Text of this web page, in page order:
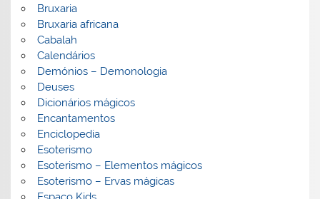
Bruxaria
Bruxaria africana
Cabalah
Calendários
Demónios – Demonologia
Deuses
Dicionários mágicos
Encantamentos
Enciclopedia
Esoterismo
Esoterismo – Elementos mágicos
Esoterismo – Ervas mágicas